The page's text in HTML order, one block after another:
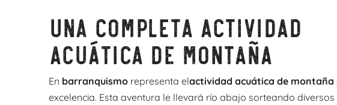
Una completa actividad
acuática de montaña
En barranquismorepresenta elactividad acuática de montaña
excelencia. Esta aventura le llevará río abajo sorteando diversos